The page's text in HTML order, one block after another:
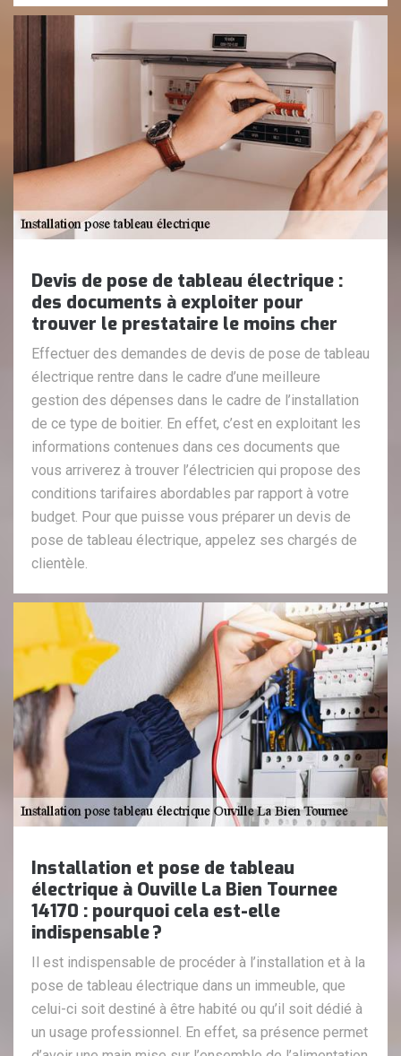
Devis de pose de tableau électrique :
des documents à exploiter pour
trouver le prestataire le moins cher
Effectuer des demandes de devis de pose de tableau
électrique rentre dans le cadre d’une meilleure
gestion des dépenses dans le cadre de l’installation
de ce type de boitier. En effet, c’est en exploitant les
informations contenues dans ces documents que
vous arriverez à trouver l’électricien qui propose des
conditions tarifaires abordables par rapport à votre
budget. Pour que puisse vous préparer un devis de
pose de tableau électrique, appelez ses chargés de
clientèle.
Installation et pose de tableau
électrique à Ouville La Bien Tournee
14170 : pourquoi cela est-elle
indispensable ?
Il est indispensable de procéder à l’installation et à la
pose de tableau électrique dans un immeuble, que
celui-ci soit destiné à être habité ou qu’il soit dédié à
un usage professionnel. En effet, sa présence permet